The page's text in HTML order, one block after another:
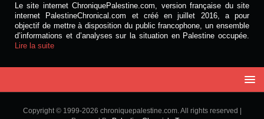
Le site internet ChroniquePalestine.com, version française du site
internet PalestineChronical.com et créé en juillet 2016, a pour
objectif de mettre à disposition du public francophone, un ensemble
d’informations et d’analyses sur la situation en Palestine occupée.
Lire la suite
Copyright © 1999-2026 chroniquepalestine.com. All rights reserved |